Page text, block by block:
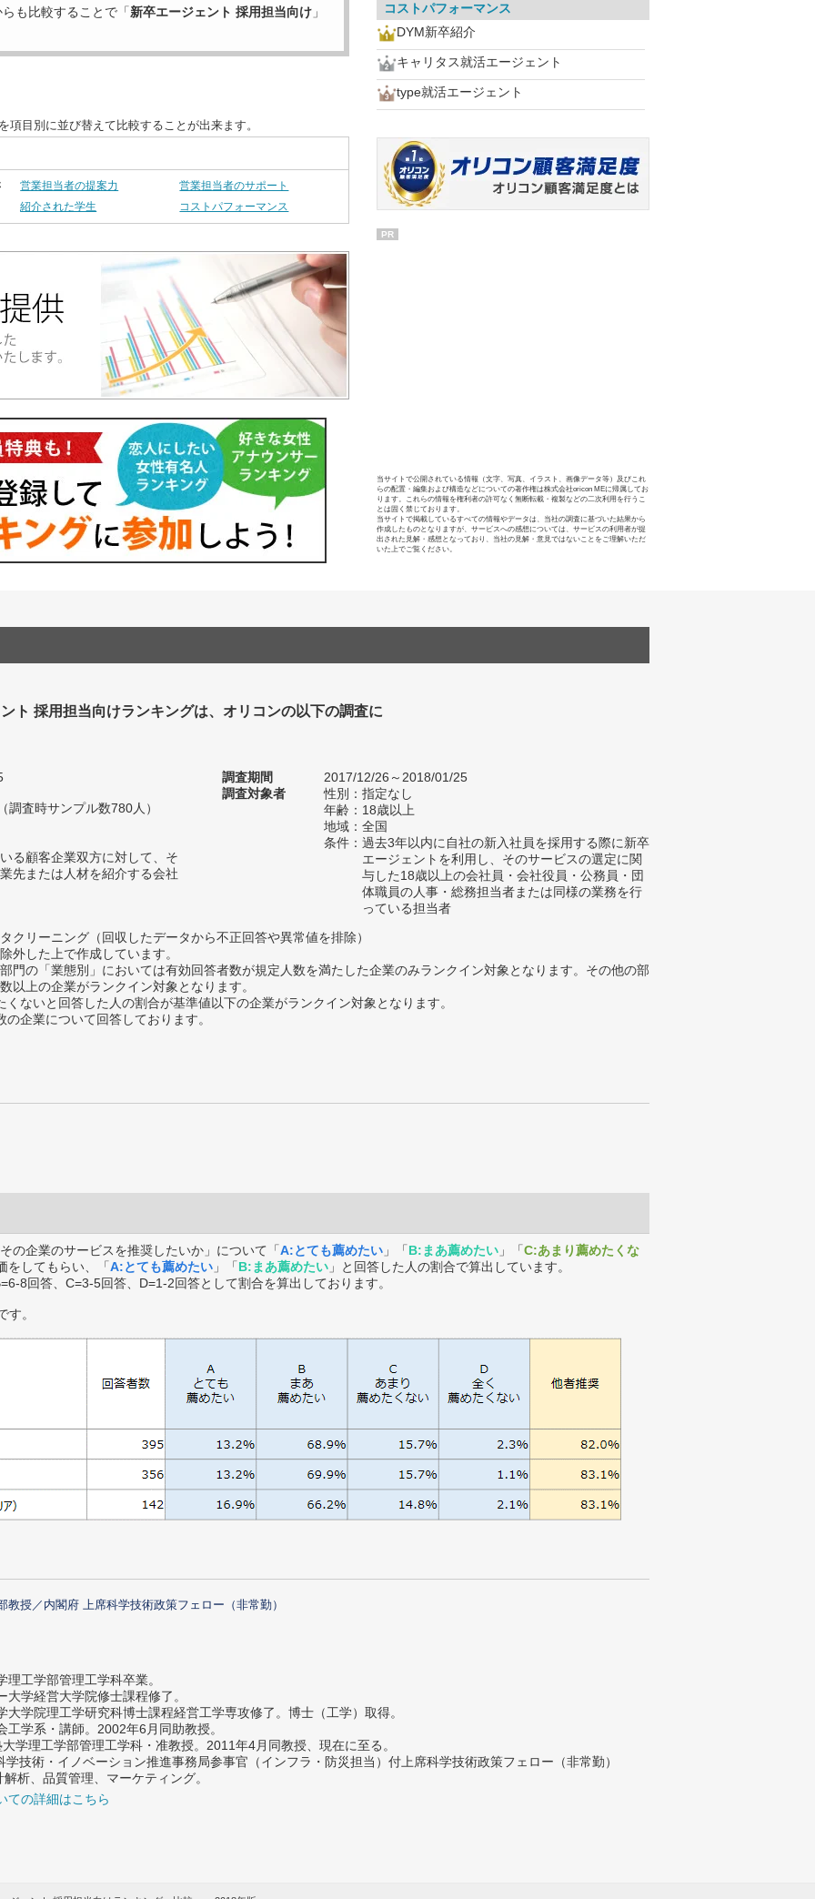
も比較することで「新卒エージェント 採用担当向け 」
目別に並び替えて比較することが出来ます。
営業担当者の提案力
営業担当者のサポート
紹介された学生
コストパフォーマンス
コストパフォーマンス
DYM新卒紹介
キャリタス就活エージェント
type就活エージェント
PR
当サイトで公開されている情報（文字、写真、イラスト、画像データ等）及びこれ
らの配置・編集および構造などについての著作権は株式会社oricon MEに帰属してお
ります。これらの情報を権利者の許可なく無断転載・複製などの二次利用を行うこ
とは固く禁じております。
当サイトで掲載しているすべての情報やデータは、当社の調査に基づいた結果から
作成したものとなりますが、サービスへの感想については、サービスの利用者が提
出された見解・感想となっており、当社の見解・意見ではないことをご理解いただ
いた上でご覧ください。
ト 採用担当向けランキングは、オリコンの以下の調査に
調査時サンプル数780人）
る顧客企業双方に対して、そ
先または人材を紹介する会社
調査期間
2017/12/26～2018/01/25
調査対象者
性別：指定なし
年齢：18歳以上
地域：全国
条件：過去3年以内に自社の新入社員を採用する際に新卒
エージェントを利用し、そのサービスの選定に関
与した18歳以上の会社員・会社役員・公務員・団
体職員の人事・総務担当者または同様の業務を行
っている担当者
リーニング（回収したデータから不正回答や異常値を排除）
した上で作成しています。
門の「業態別」においては有効回答者数が規定人数を満たした企業のみランクイン対象となります。その他の部
以上の企業がランクイン対象となります。
ないと回答した人の割合が基準値以下の企業がランクイン対象となります。
企業について回答しております。
の企業のサービスを推奨したいか」について「A:とても薦めたい 」「B:まあ薦めたい 」「C:あまり薦めたくな
をしてもらい、「A:とても薦めたい 」「B:まあ薦めたい 」と回答した人の割合で算出しています。
8回答、C=3-5回答、D=1-2回答として割合を算出しております。
。
教授／内閣府 上席科学技術政策フェロー（非常勤）
工学部管理工学科卒業。
学経営大学院修士課程修了。
大学院理工学研究科博士課程経営工学専攻修了。博士（工学）取得。
工学系・講師。2002年6月同助教授。
学理工学部管理工学科・准教授。2011年4月同教授、現在に至る。
技術・イノベーション推進事務局参事官（インフラ・防災担当）付上席科学技術政策フェロー（非常勤）
析、品質管理、マーケティング。
の詳細はこちら